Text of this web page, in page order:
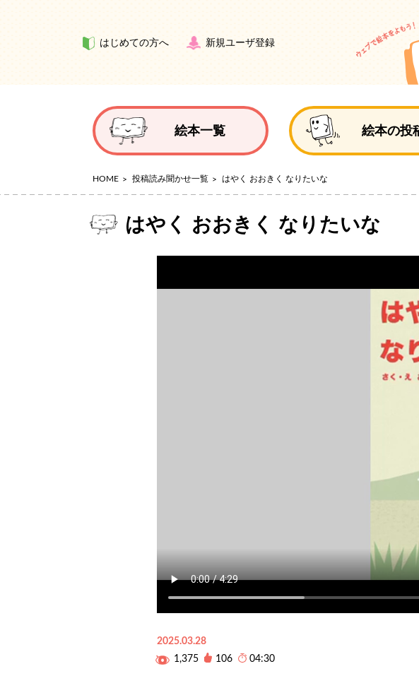
はじめての方へ 新規ユーザ登録
絵本一覧 絵本の投
HOME 投稿読み聞かせ一覧 はやく おおきく なりたいな
はやく おおきく なりたいな
2025.03.28
1,375
106 04:30